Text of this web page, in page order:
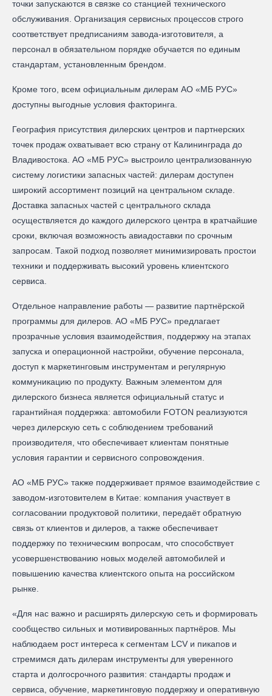
точки запускаются в связке со станцией технического
обслуживания. Организация сервисных процессов строго
соответствует предписаниям завода-изготовителя, а
персонал в обязательном порядке обучается по единым
стандартам, установленным брендом.
Кроме того, всем официальным дилерам АО «МБ РУС»
доступны выгодные условия факторинга.
География присутствия дилерских центров и партнерских
точек продаж охватывает всю страну от Калининграда до
Владивостока. АО «МБ РУС» выстроило централизованную
систему логистики запасных частей: дилерам доступен
широкий ассортимент позиций на центральном складе.
Доставка запасных частей с центрального склада
осуществляется до каждого дилерского центра в кратчайшие
сроки, включая возможность авиадоставки по срочным
запросам. Такой подход позволяет минимизировать простои
техники и поддерживать высокий уровень клиентского
сервиса.
Отдельное направление работы — развитие партнёрской
программы для дилеров. АО «МБ РУС» предлагает
прозрачные условия взаимодействия, поддержку на этапах
запуска и операционной настройки, обучение персонала,
доступ к маркетинговым инструментам и регулярную
коммуникацию по продукту. Важным элементом для
дилерского бизнеса является официальный статус и
гарантийная поддержка: автомобили FOTON реализуются
через дилерскую сеть с соблюдением требований
производителя, что обеспечивает клиентам понятные
условия гарантии и сервисного сопровождения.
АО «МБ РУС» также поддерживает прямое взаимодействие с
заводом-изготовителем в Китае: компания участвует в
согласовании продуктовой политики, передаёт обратную
связь от клиентов и дилеров, а также обеспечивает
поддержку по техническим вопросам, что способствует
усовершенствованию новых моделей автомобилей и
повышению качества клиентского опыта на российском
рынке.
«Для нас важно и расширять дилерскую сеть и формировать
сообщество сильных и мотивированных партнёров. Мы
наблюдаем рост интереса к сегментам LCV и пикапов и
стремимся дать дилерам инструменты для уверенного
старта и долгосрочного развития: стандарты продаж и
сервиса, обучение, маркетинговую поддержку и оперативную